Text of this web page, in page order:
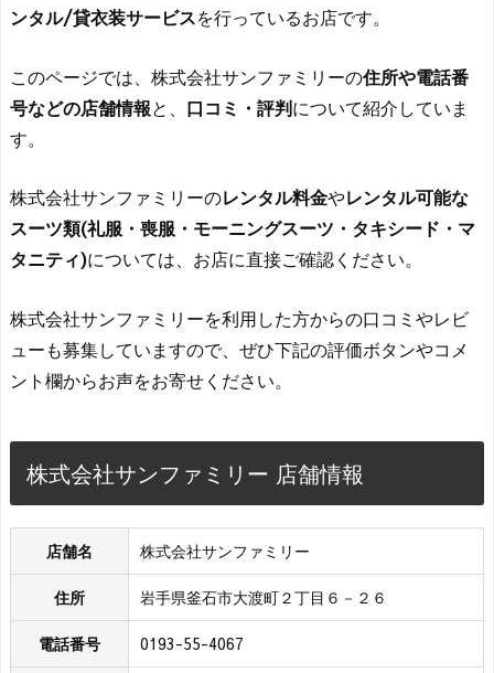
ンタル/貸衣装サービスを行っているお店です。
このページでは、株式会社サンファミリーの住所や電話番
号などの店舗情報と、 口コミ・評判について紹介していま
す。
株式会社サンファミリーのレンタル料金やレンタル可能な
スーツ類(礼服・喪服・モーニングスーツ・タキシード・マ
タニティ)については、お店に直接ご確認ください。
株式会社サンファミリーを利用した方からの口コミやレビ
ューも募集していますので、ぜひ下記の評価ボタンやコメ
ント欄からお声をお寄せください。
株式会社サンファミリー 店舗情報
店舗名 株式会社サンファミリー
住所 岩手県釜石市大渡町２丁目６－２６
電話番号 0193-55-4067